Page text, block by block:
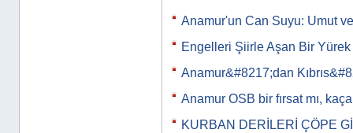
Anamur'un Can Suyu: Umut
Engelleri Şiirle Aşan Bir Yürek
Anamur&#8217;dan
Anamur OSB bir fırsat mı,
KURBAN DERİLERİ ÇÖPE